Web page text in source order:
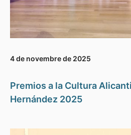
4 de novembre de 2025
Premios a la Cultura
Hernández 2025